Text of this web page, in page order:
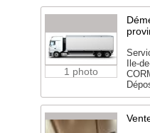
1 photo
Ile-